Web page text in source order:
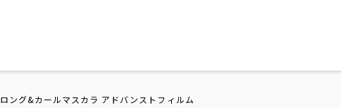
ロング&カールマスカラ アドバンストフィルム